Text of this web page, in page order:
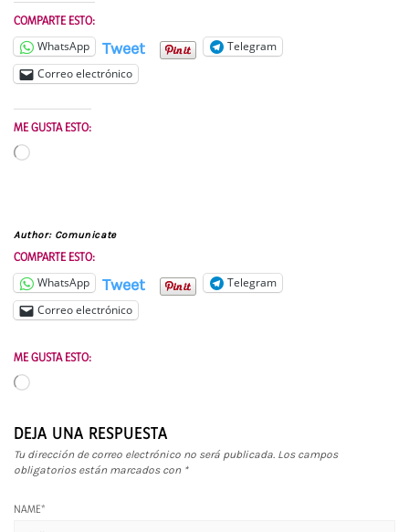
COMPARTE ESTO:
WhatsApp Tweet
Telegram
Correo electrónico
ME GUSTA ESTO:
Cargando...
Author: Comunicate
COMPARTE ESTO:
WhatsApp Tweet
Telegram
Correo electrónico
ME GUSTA ESTO:
Cargando...
DEJA UNA RESPUESTA
Tu dirección de correo electrónico no será publicada. Los campos
obligatorios están marcados con *
NAME*